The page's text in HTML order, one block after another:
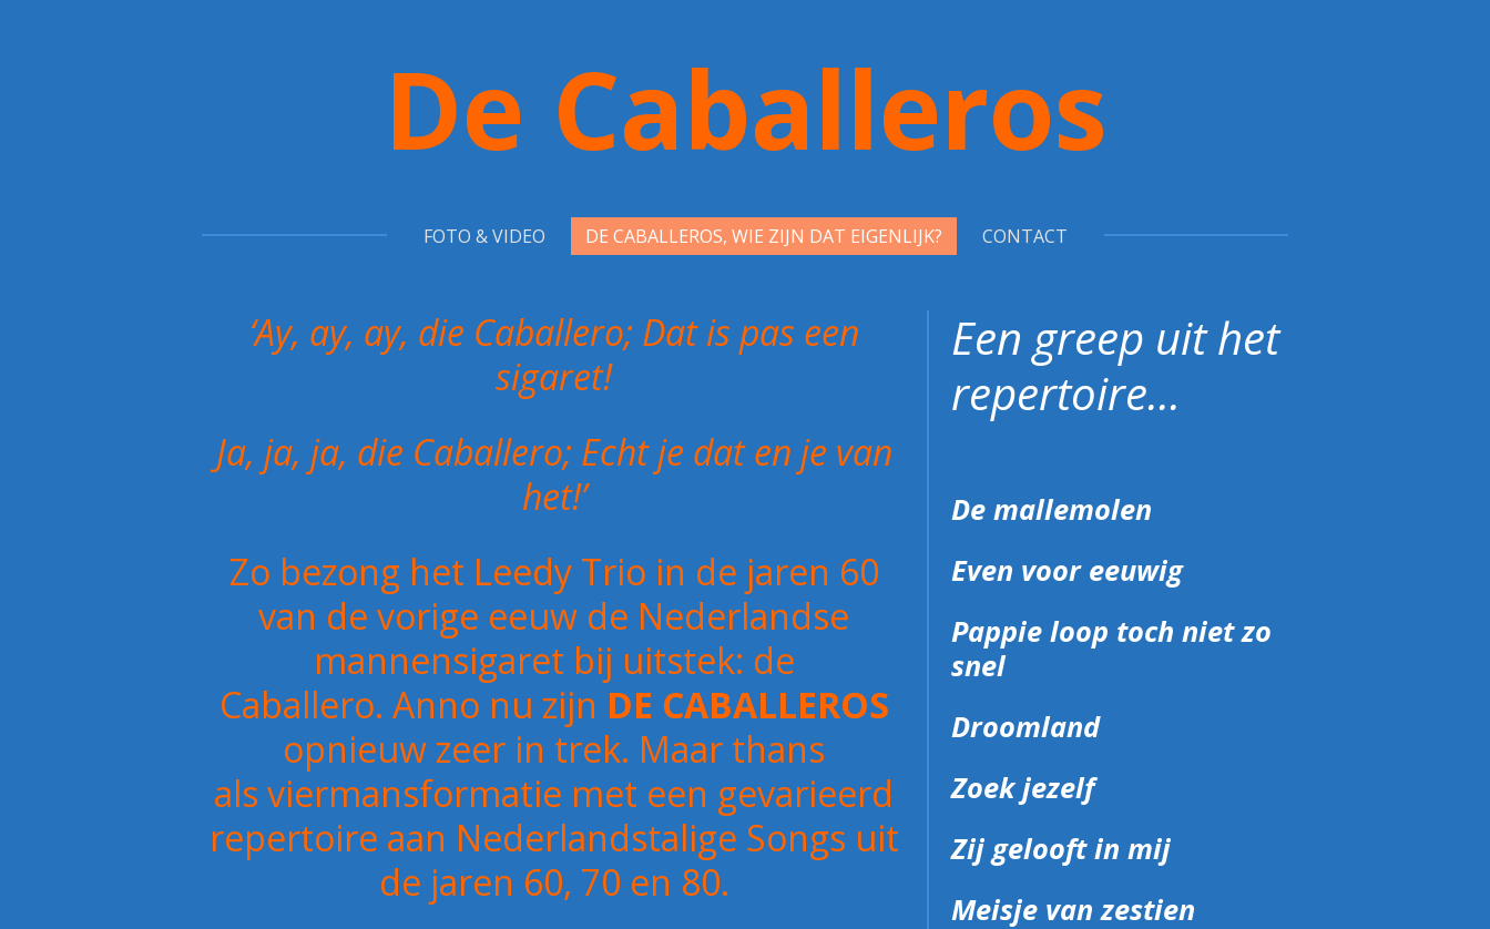
De Caballeros
FOTO & VIDEO DE CABALLEROS, WIE ZIJN DAT EIGENLIJK? CONTACT
‘Ay, ay, ay, die Caballero; Dat is pas een
sigaret!
Ja, ja, ja, die Caballero; Echt je dat en je van
het!’
Zo bezong het Leedy Trio in de jaren 60
van de vorige eeuw de Nederlandse
mannensigaret bij uitstek: de
Caballero. Anno nu zijn DE CABALLEROS
opnieuw zeer in trek. Maar thans
als viermansformatie met een gevarieerd
repertoire aan Nederlandstalige Songs uit
de jaren 60, 70 en 80.
Een greep uit het
repertoire...
De mallemolen
Even voor eeuwig
Pappie loop toch niet zo
snel
Droomland
Zoek jezelf
Zij gelooft in mij
Meisje van zestien